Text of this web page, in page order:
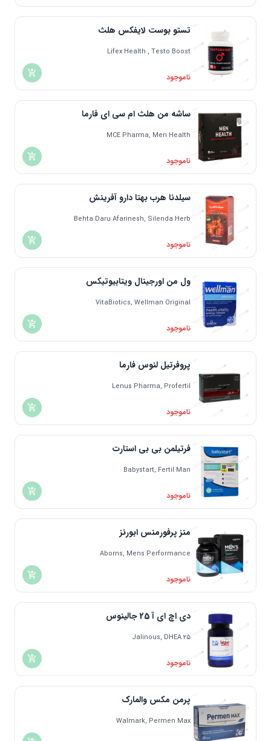
تستو بوست لایفکس هلث
Lifex Health , Testo Boost
ناموجود
ساشه من هلث ام سی ای فارما
MCE Pharma, Men Health
ناموجود
سیلدنا هرب بهتا دارو آفرینش
Behta Daru Afarinesh, Silenda Herb
ناموجود
ول من اورجینال ویتابیوتیکس
VitaBiotics, Wellman Original
ناموجود
پروفرتیل لنوس فارما
Lenus Pharma, Profertil
ناموجود
فرتیلمن بی بی استارت
Babystart, Fertil Man
ناموجود
منز پرفورمنس ابورنز
Aborns, Mens Performance
ناموجود
دی اچ ای آ 25 جالینوس
Jalinous, DHEA 25
ناموجود
پرمن مکس والمارک
Walmark, Permen Max